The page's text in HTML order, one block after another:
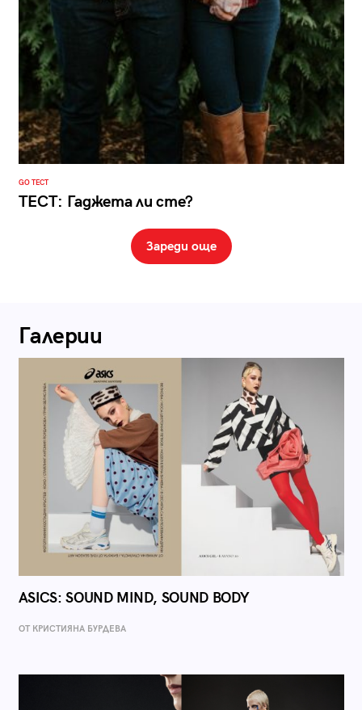
GO ТЕСТ
ТЕСТ: Гаджета ли сте?
Зареди още
Галерии
ASICS: SOUND MIND, SOUND BODY
ОТ КРИСТИЯНА БУРДЕВА